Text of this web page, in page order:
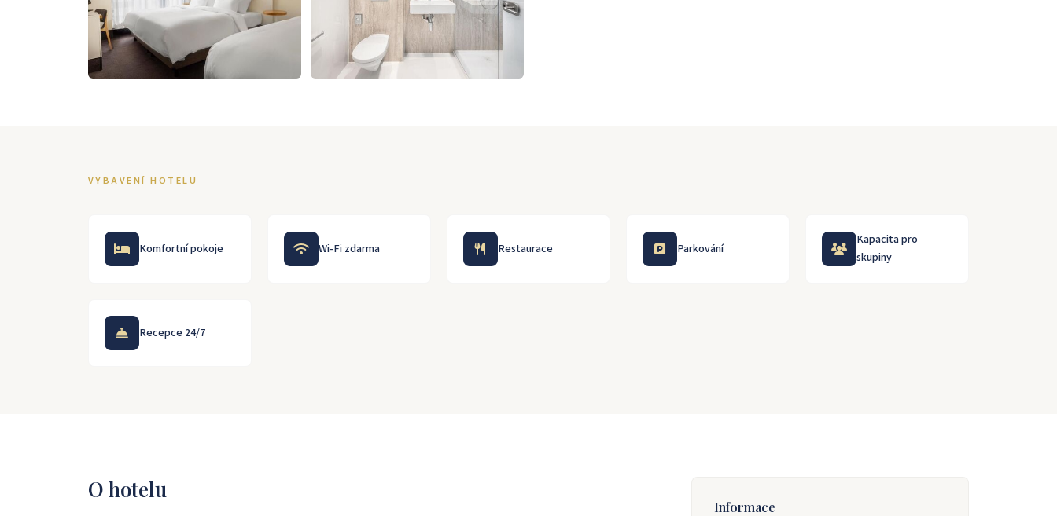
VYBAVENÍ HOTELU
Komfortní pokoje Wi-Fi zdarma Restaurace Parkování
Kapacita pro
skupiny
Recepce 24/7
O hotelu
Informace